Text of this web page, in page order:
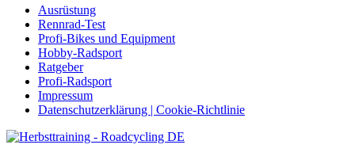
Ausrüstung
Rennrad-Test
Profi-Bikes und Equipment
Hobby-Radsport
Ratgeber
Profi-Radsport
Impressum
Datenschutzerklärung | Cookie-Richtlinie